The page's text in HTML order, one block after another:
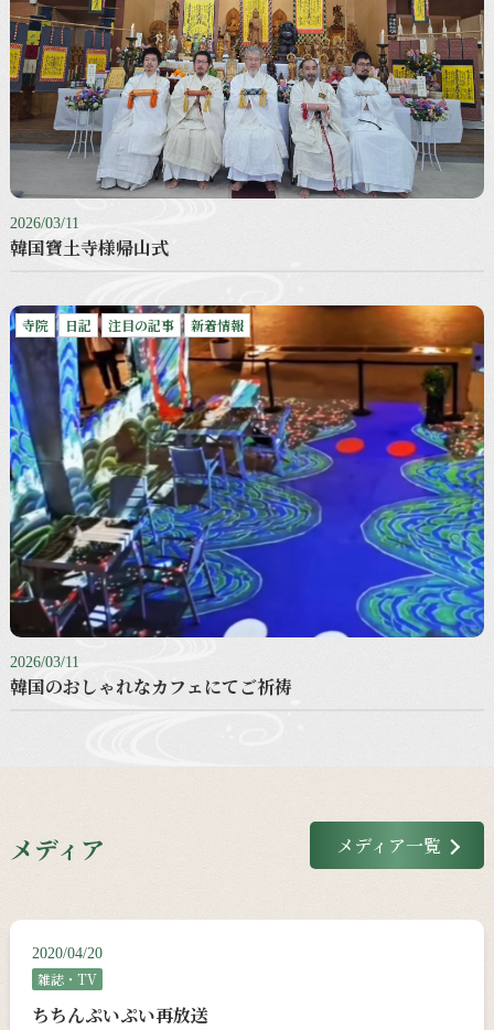
2026/03/11
韓国寶土寺様帰山式
寺院 日記 注目の記事 新着情報
2026/03/11
韓国のおしゃれなカフェにてご祈祷
メディア メディア一覧
2020/04/20
雑誌・TV
ちちんぷいぷい再放送